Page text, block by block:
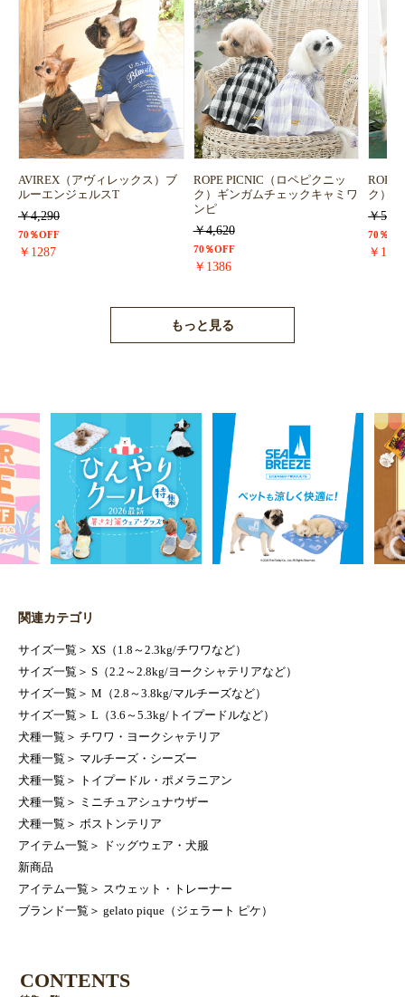
AVIREX（アヴィレックス）ブ
ルーエンジェルスT
￥4,290
70％OFF
￥1287
ROPE PICNIC（ロペピクニッ
ク）ギンガムチェックキャミワ
ンピ
￥4,620
70％OFF
￥1386
ROPE
ク）
￥
70％
￥
もっと見る
関連カテゴリ
サイズ一覧 ＞ XS（1.8～2.3kg/チワワなど）
サイズ一覧 ＞ S（2.2～2.8kg/ヨークシャテリアなど）
サイズ一覧 ＞ M（2.8～3.8kg/マルチーズなど）
サイズ一覧 ＞ L（3.6～5.3kg/トイプードルなど）
犬種一覧 ＞ チワワ・ヨークシャテリア
犬種一覧 ＞ マルチーズ・シーズー
犬種一覧 ＞
トイプードル・ポメラニアン
犬種一覧 ＞
ミニチュアシュナウザー
犬種一覧 ＞ ボストンテリア
アイテム一覧 ＞
ドッグウェア・犬服
新商品
アイテム一覧 ＞ スウェット・トレーナー
ブランド一覧 ＞ gelato pique（ジェラート ピケ）
CONTENTS